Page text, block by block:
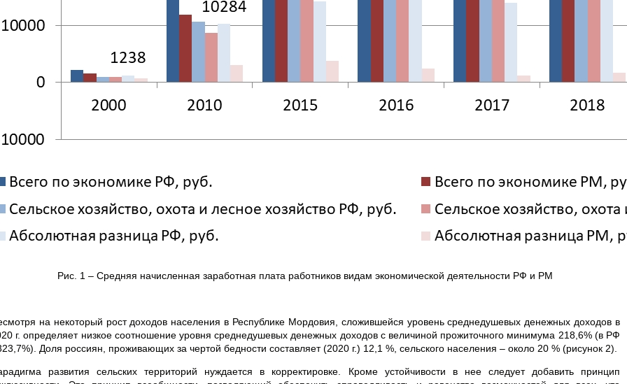
Рис. 1 – Средняя начисленная заработная плата работников видам экономической деятельности РФ и РМ
на некоторый рост доходов населения в Республике Мордовия, сложившейся уровень среднедушевых денежных доходов в
г. определяет низкое соотношение уровня среднедушевых денежных доходов с величиной прожиточного минимума 218,6% (в РФ
Доля россиян, проживающих за чертой бедности составляет (2020 г.) 12,1 %, сельского населения – около 20 % (рисунок 2).
развития сельских территорий нуждается в корректировке. Кроме устойчивости в нее следует добавить принцип